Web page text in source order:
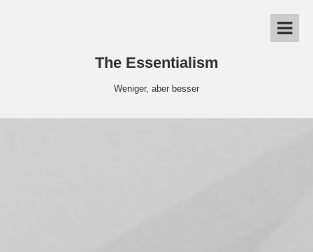
The Essentialism
Weniger, aber besser